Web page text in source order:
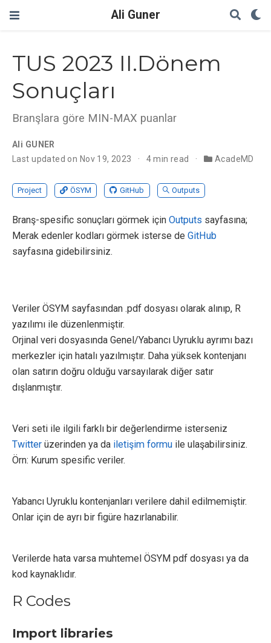
Ali Guner
TUS 2023 II.Dönem
Sonuçları
Branşlara göre MIN-MAX puanlar
Ali GUNER
Last updated on Nov 19, 2023
4 min read AcadeMD
Project ÖSYM GitHub Outputs
Branş-spesific sonuçları görmek için Outputs sayfasına;
Merak edenler kodları görmek isterse de GitHub
sayfasına gidebilirsiniz.
Veriler ÖSYM sayfasından .pdf dosyası olarak alınıp, R
yazılımı ile düzenlenmiştir.
Orjinal veri dosyasında Genel/Yabancı Uyruklu ayrımı bazı
merkezler için hatalı yazılmıştır. Daha yüksek kontenjanı
olan satırın doğru olduğu varsayılarak diğer satır
dışlanmıştır.
Veri seti ile ilgili farklı bir değerlendirme isterseniz
Twitter üzerinden ya da iletişim formu ile ulaşabilirsiniz.
Örn: Kurum spesific veriler.
Yabancı Uyruklu kontenjanları verilere dahil edilmemiştir.
Onlar için de ayrı bir figüre hazırlanabilir.
Verilerde hata varsa muhtemel ÖSYM pdf dosyası ya da
kod kaynaklıdır.
R Codes
Import libraries